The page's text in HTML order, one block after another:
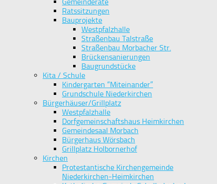
Ratssitzungen
Bauprojekte
Westpfalzhalle
Straßenbau Talstraße
Straßenbau Morbacher Str.
Brückensanierungen
Baugrundstücke
Kita / Schule
Kindergarten “Miteinander”
Grundschule Niederkirchen
Bürgerhäuser/Grillplatz
Westpfalzhalle
Dorfgemeinschaftshaus Heimkirchen
Gemeindesaal Morbach
Bürgerhaus Wörsbach
Grillplatz Holbornerhof
Kirchen
Protestantische Kirchengemeinde
Niederkirchen-Heimkirchen